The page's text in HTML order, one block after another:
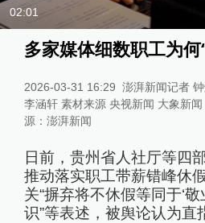
02:01
多家媒体细数职工为何
2026-03-31 16:29 澎湃新闻记者
李涵轩 素材来源 央视新闻 大象新
源： 澎湃新闻
日前，贵州省人社厅等四
推动落实职工带薪错峰休
关“摒弃将不休假等同于‘敬
识”等表述，被舆论认为直